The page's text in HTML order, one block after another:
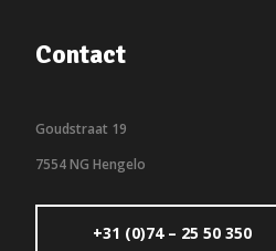
Contact
Goudstraat 19
7554 NG Hengelo
+31 (0)74 – 25 50 350